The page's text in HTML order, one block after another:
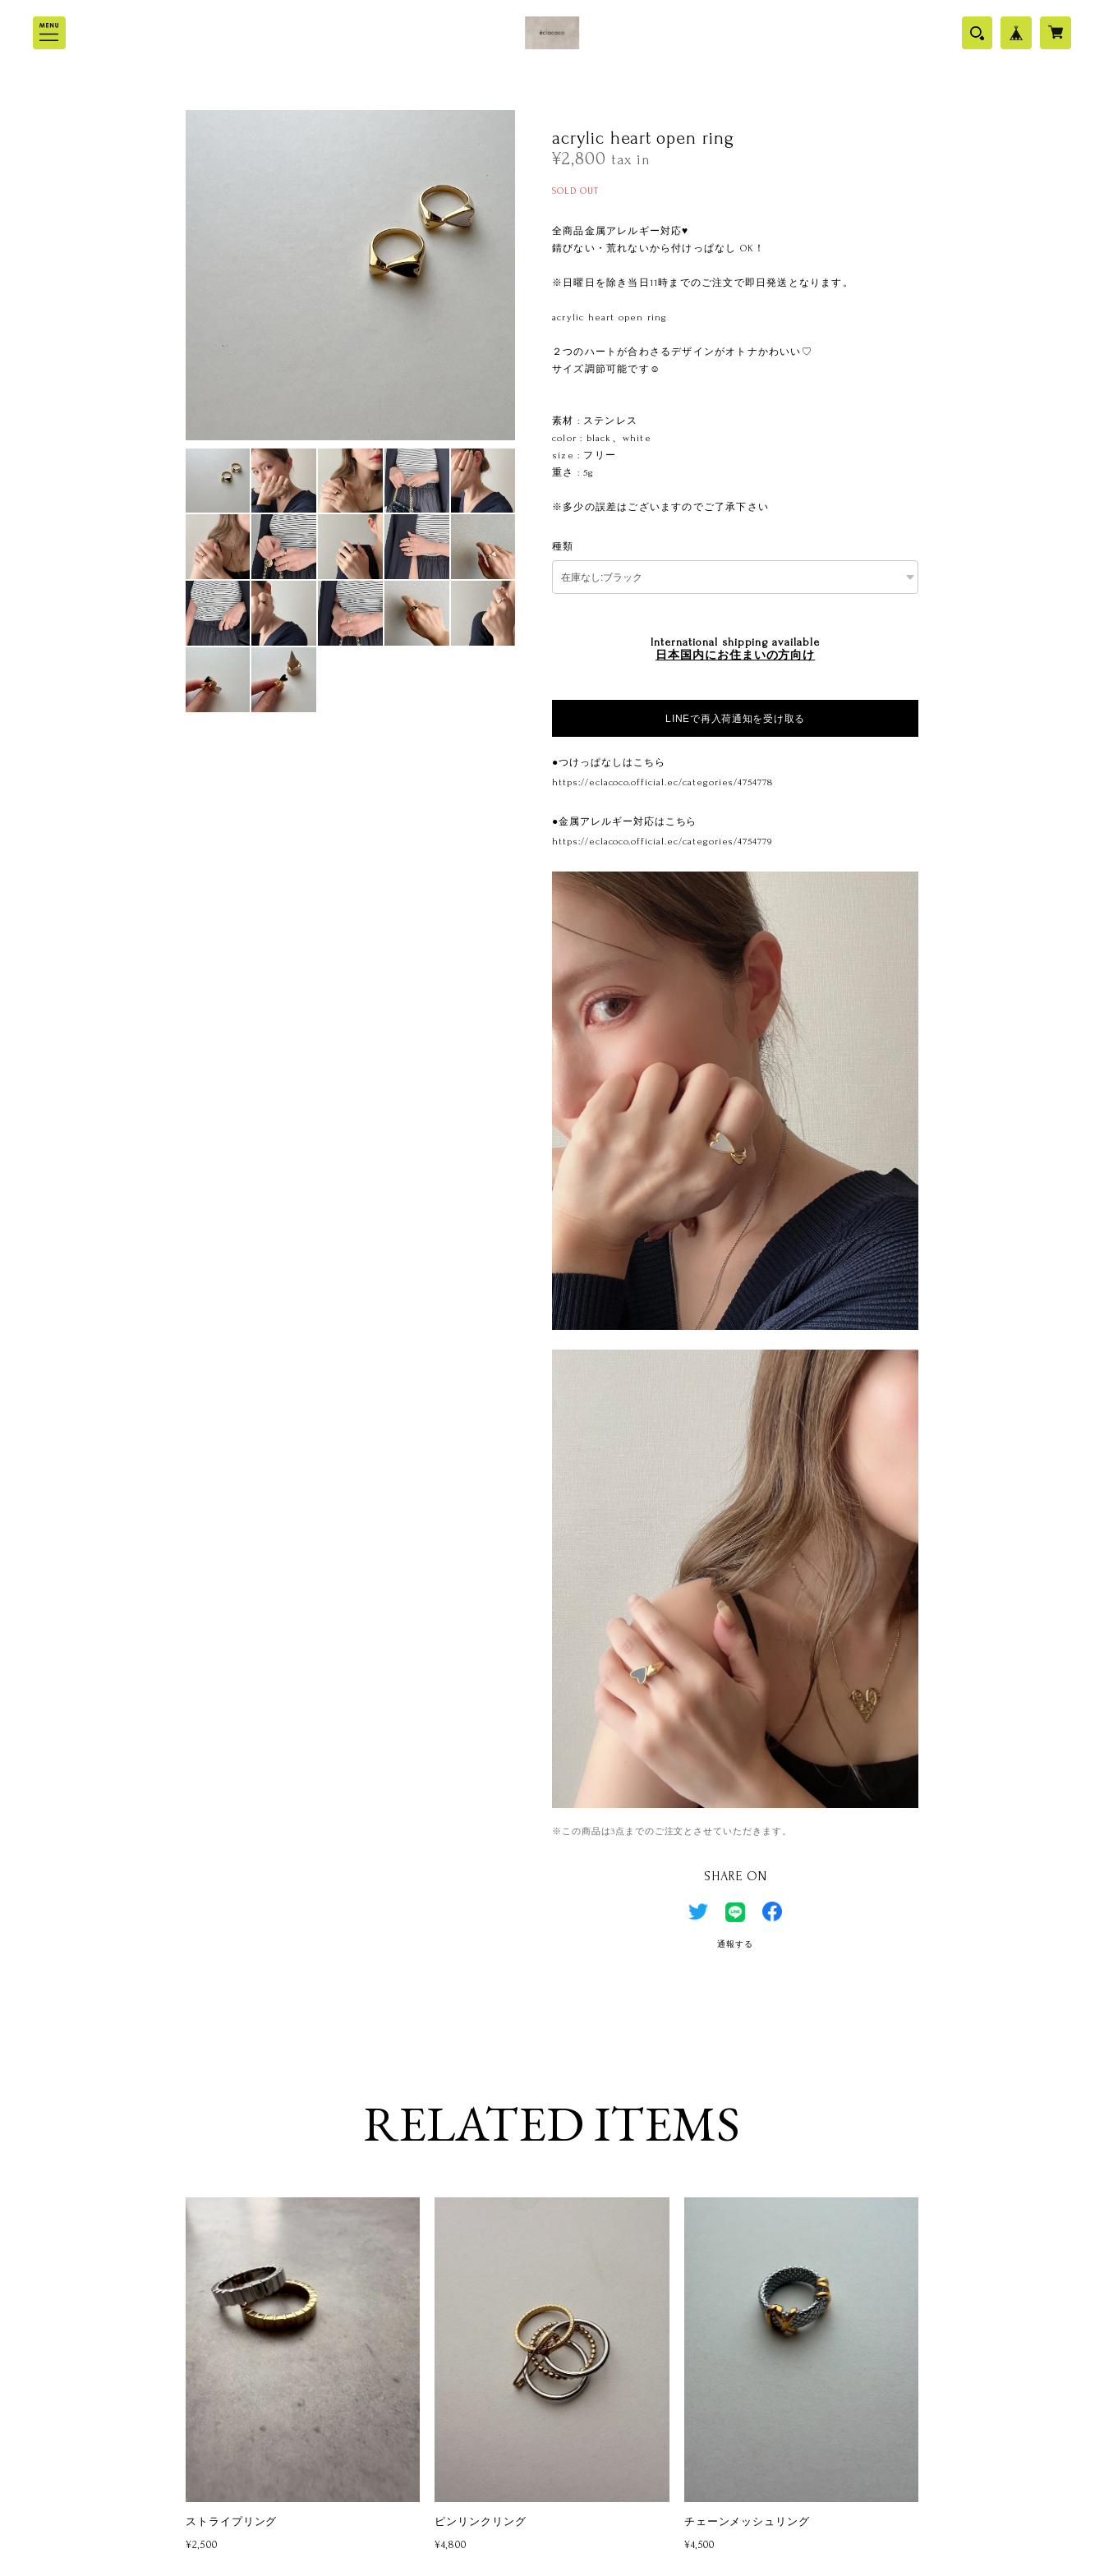
acrylic heart open ring
¥2,800 tax in
SOLD OUT
全商品金属アレルギー対応♥
錆びない・荒れないから付けっぱなし OK！
※日曜日を除き当日11時までのご注文で即日発送となります。
acrylic heart open ring
２つのハートが合わさるデザインがオトナかわいい♡
サイズ調節可能です☺︎
素材 : ステンレス
color : black、white
size : フリー
重さ : 5g
※多少の誤差はございますのでご了承下さい
種類
International shipping available
日本国内にお住まいの方向け
LINEで再入荷通知を受け取る
●つけっぱなしはこちら
https://eclacoco.official.ec/categories/4754778
●金属アレルギー対応はこちら
https://eclacoco.official.ec/categories/4754779
※この商品は3点までのご注文とさせていただきます。
SHARE ON
通報する
RELATED ITEMS
ストライプリング
¥2,500
ピンリンクリング
¥4,800
チェーンメッシュリング
¥4,500